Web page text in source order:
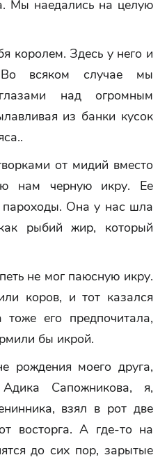
Мы наедались на целую
королем. Здесь у него и
Во всяком случае мы
над огромным
из банки кусок
от мидий вместо
нам черную икру. Ее
пароходы. Она у нас шла
рыбий жир, который
не мог паюсную икру.
коров, и тот казался
его предпочитала,
бы икрой.
рождения моего друга,
Адика Сапожникова, я,
взял в рот две
восторга. А где-то на
до сих пор, зарытые